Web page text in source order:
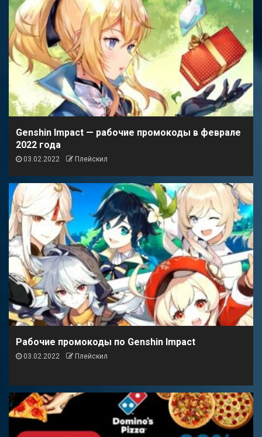
Genshin Impact — рабочие промокоды в феврале
2022 года
03.02.2022 Плейскил
Рабочие промокоды по Genshin Impact
03.02.2022 Плейскил